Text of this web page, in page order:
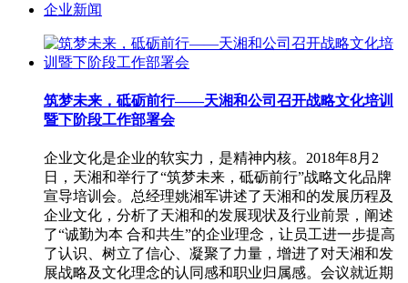
企业新闻
筑梦未来，砥砺前行——天湘和公司召开战略文化培训
暨下阶段工作部署会
企业文化是企业的软实力，是精神内核。2018年8月2
日，天湘和举行了“筑梦未来，砥砺前行”战略文化品牌
宣导培训会。总经理姚湘军讲述了天湘和的发展历程及
企业文化，分析了天湘和的发展现状及行业前景，阐述
了“诚勤为本 合和共生”的企业理念，让员工进一步提高
了认识、树立了信心、凝聚了力量，增进了对天湘和发
展战略及文化理念的认同感和职业归属感。会议就近期